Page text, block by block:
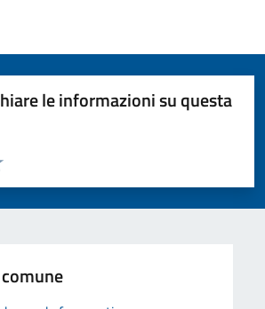
le informazioni su questa
pagina
5 stelle su 5
stelle su 5
su 5
5